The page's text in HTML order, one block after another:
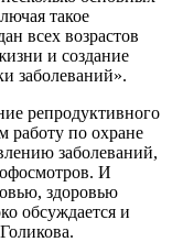
такое
всех возрастов
и создание
заболеваний».
репродуктивного
работу по охране
заболеваний,
И
здоровью
обсуждается и